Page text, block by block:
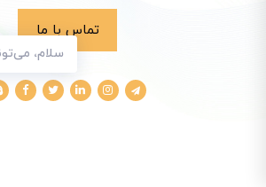
سلام،
تماس با ما